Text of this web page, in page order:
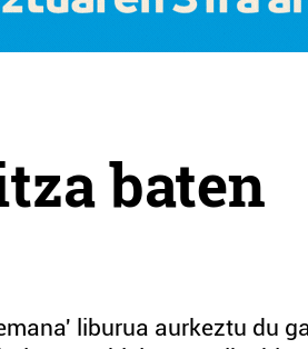
baten
liburua aurkeztu du